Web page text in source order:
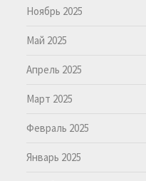
Ноябрь 2025
Май 2025
Апрель 2025
Март 2025
Февраль 2025
Январь 2025